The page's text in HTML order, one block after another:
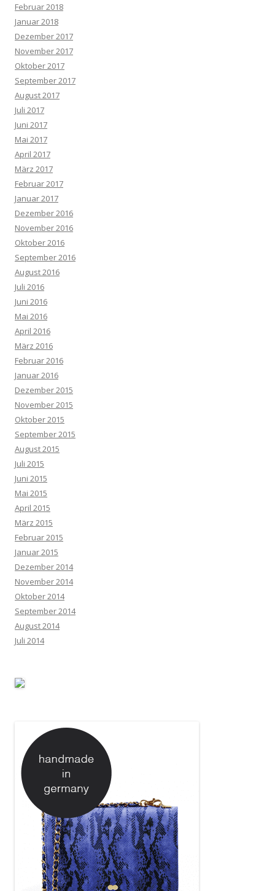
Februar 2018
Januar 2018
Dezember 2017
November 2017
Oktober 2017
September 2017
August 2017
Juli 2017
Juni 2017
Mai 2017
April 2017
März 2017
Februar 2017
Januar 2017
Dezember 2016
November 2016
Oktober 2016
September 2016
August 2016
Juli 2016
Juni 2016
Mai 2016
April 2016
März 2016
Februar 2016
Januar 2016
Dezember 2015
November 2015
Oktober 2015
September 2015
August 2015
Juli 2015
Juni 2015
Mai 2015
April 2015
März 2015
Februar 2015
Januar 2015
Dezember 2014
November 2014
Oktober 2014
September 2014
August 2014
Juli 2014